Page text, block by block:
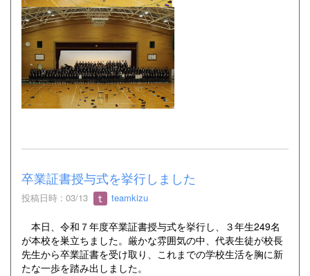
卒業証書授与式を挙行しました
投稿日時 : 03/13 teamkizu
本日、令和７年度卒業証書授与式を挙行し、３年生249名
が本校を巣立ちました。厳かな雰囲気の中、代表生徒が校長
先生から卒業証書を受け取り、これまでの学校生活を胸に新
たな一歩を踏み出しました。